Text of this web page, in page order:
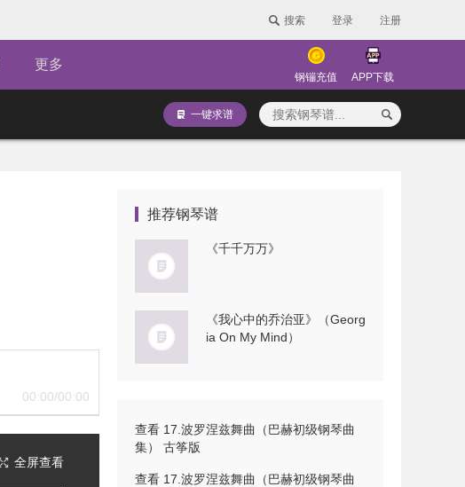
搜索 登录 注册
更多
钢镚充值 APP下载
一键求谱
00:00/00:00
全屏查看
推荐钢琴谱
《千千万万》
《我心中的乔治亚》（Georg
ia On My Mind）
查看 17.波罗涅兹舞曲（巴赫初级钢琴曲
集） 古筝版
查看 17.波罗涅兹舞曲（巴赫初级钢琴曲